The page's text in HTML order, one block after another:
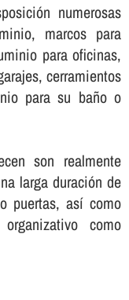
numerosas
marcos para
para oficinas,
cerramientos
para su baño o
son realmente
larga duración de
puertas, así­ como
como